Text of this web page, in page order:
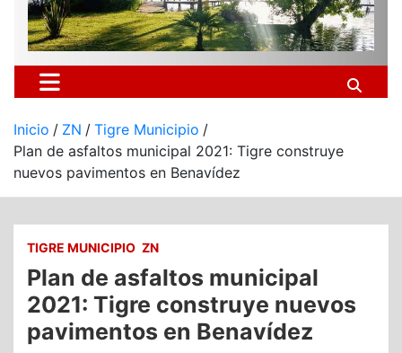
Inicio ZN
Tigre Municipio
Plan de asfaltos municipal 2021: Tigre construye
nuevos pavimentos en Benavídez
TIGRE MUNICIPIO ZN
Plan de asfaltos municipal
2021: Tigre construye nuevos
pavimentos en Benavídez